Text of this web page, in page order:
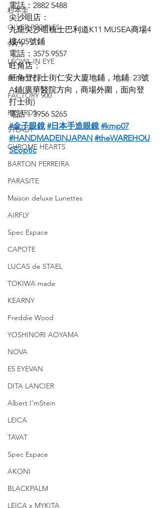
杉本圭
OLVER PEOPLES
999.9
LEOWL IN EYE
EFFECTOR
FACTORY 900
RIGARDS
STEADY
CHROME HEARTS
BARTON PERREIRA
PARASITE
Maison deluxe Lunettes
AIRFLY
Spec Espace
CAPOTE
LUCAS de STAEL
TOKIWA made
KEARNY
Freddie Wood
YOSHINORI AOYAMA
NOVA
E5 EYEVAN
DITA LANCIER
Albert I'mStein
LEICA
TAVAT
Spec Espace
AKONI
BLACKPALM
LEICA x MYKITA
電話：2882 5488
尖沙咀店：
九龍尖沙咀梳士巴利道K11 MUSEA商場4
樓405號鋪
電話：3575 9557
旺角店：
旺角登打士街仁安大廈地鋪，地鋪: 23號
A鋪(廣華醫院方向，商場外圍，面向登
打士街)
電話：3956 5265
#金子眼鏡 #日本手造眼鏡 #kmp07
#HANDMADEINJAPAN #theWAREHOU
SEoptic